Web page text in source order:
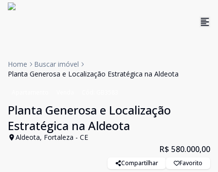
Home
Buscar imóvel
Planta Generosa e Localização Estratégica na Aldeota
Planta Generosa e Localização
Estratégica na Aldeota
Aldeota, Fortaleza - CE
R$ 580.000,00
Compartilhar Favorito